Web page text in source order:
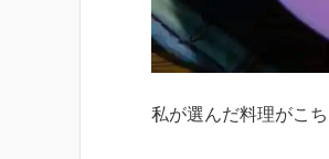
私が選んだ料理がこち